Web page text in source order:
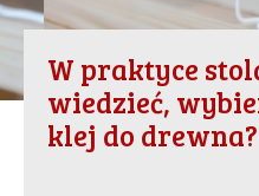
W praktyce
wiedzieć,
klej do drewna?